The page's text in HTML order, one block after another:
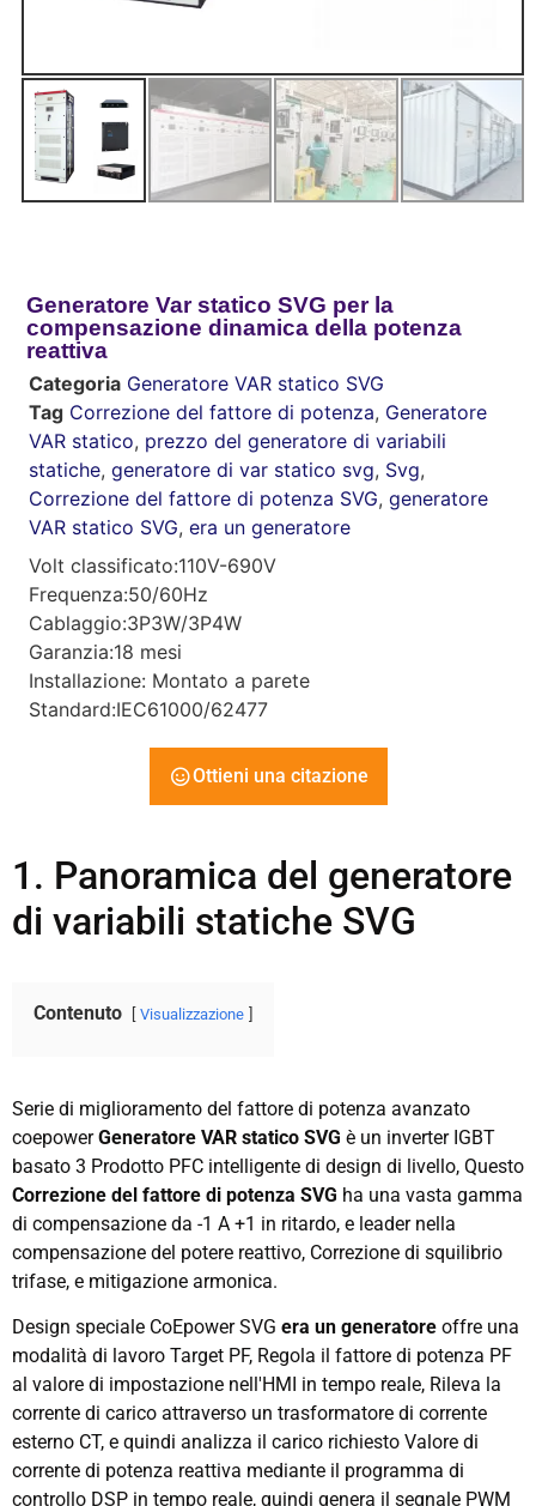
Generatore Var statico SVG per la
compensazione dinamica della potenza
reattiva
Categoria Generatore VAR statico SVG
Tag Correzione del fattore di potenza, Generatore
VAR statico, prezzo del generatore di variabili
statiche, generatore di var statico svg, Svg,
Correzione del fattore di potenza SVG, generatore
VAR statico SVG, era un generatore
Volt classificato:110V-690V
Frequenza:50/60Hz
Cablaggio:3P3W/3P4W
Garanzia:18 mesi
Installazione: Montato a parete
Standard:IEC61000/62477
Ottieni una citazione
1. Panoramica del generatore
di variabili statiche SVG
Contenuto Visualizzazione
Serie di miglioramento del fattore di potenza avanzato
coepowerGeneratore VAR statico SVG è un inverter IGBT
basato 3 Prodotto PFC intelligente di design di livello, Questo
Correzione del fattore di potenza SVG ha una vasta gamma
di compensazione da -1 A +1 in ritardo, e leader nella
compensazione del potere reattivo, Correzione di squilibrio
trifase, e mitigazione armonica.
Design speciale CoEpower SVG era un generatore offre una
modalità di lavoro Target PF, Regola il fattore di potenza PF
al valore di impostazione nell'HMI in tempo reale, Rileva la
corrente di carico attraverso un trasformatore di corrente
esterno CT, e quindi analizza il carico richiesto Valore di
corrente di potenza reattiva mediante il programma di
controllo DSP in tempo reale, quindi genera il segnale PWM